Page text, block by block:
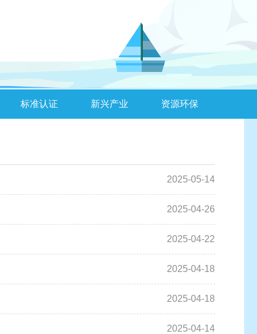
标准认证 新兴产业 资源环保
2025-05-14
2025-04-26
2025-04-22
2025-04-18
2025-04-18
2025-04-14